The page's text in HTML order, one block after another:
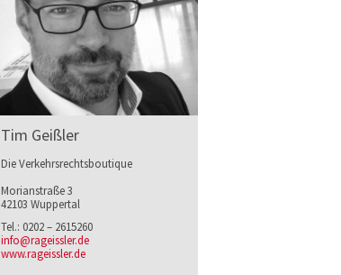
Tim Geißler
Die Verkehrsrechtsboutique
Morianstraße 3
42103 Wuppertal
Tel.: 0202 – 2615260
info@rageissler.de
www.rageissler.de